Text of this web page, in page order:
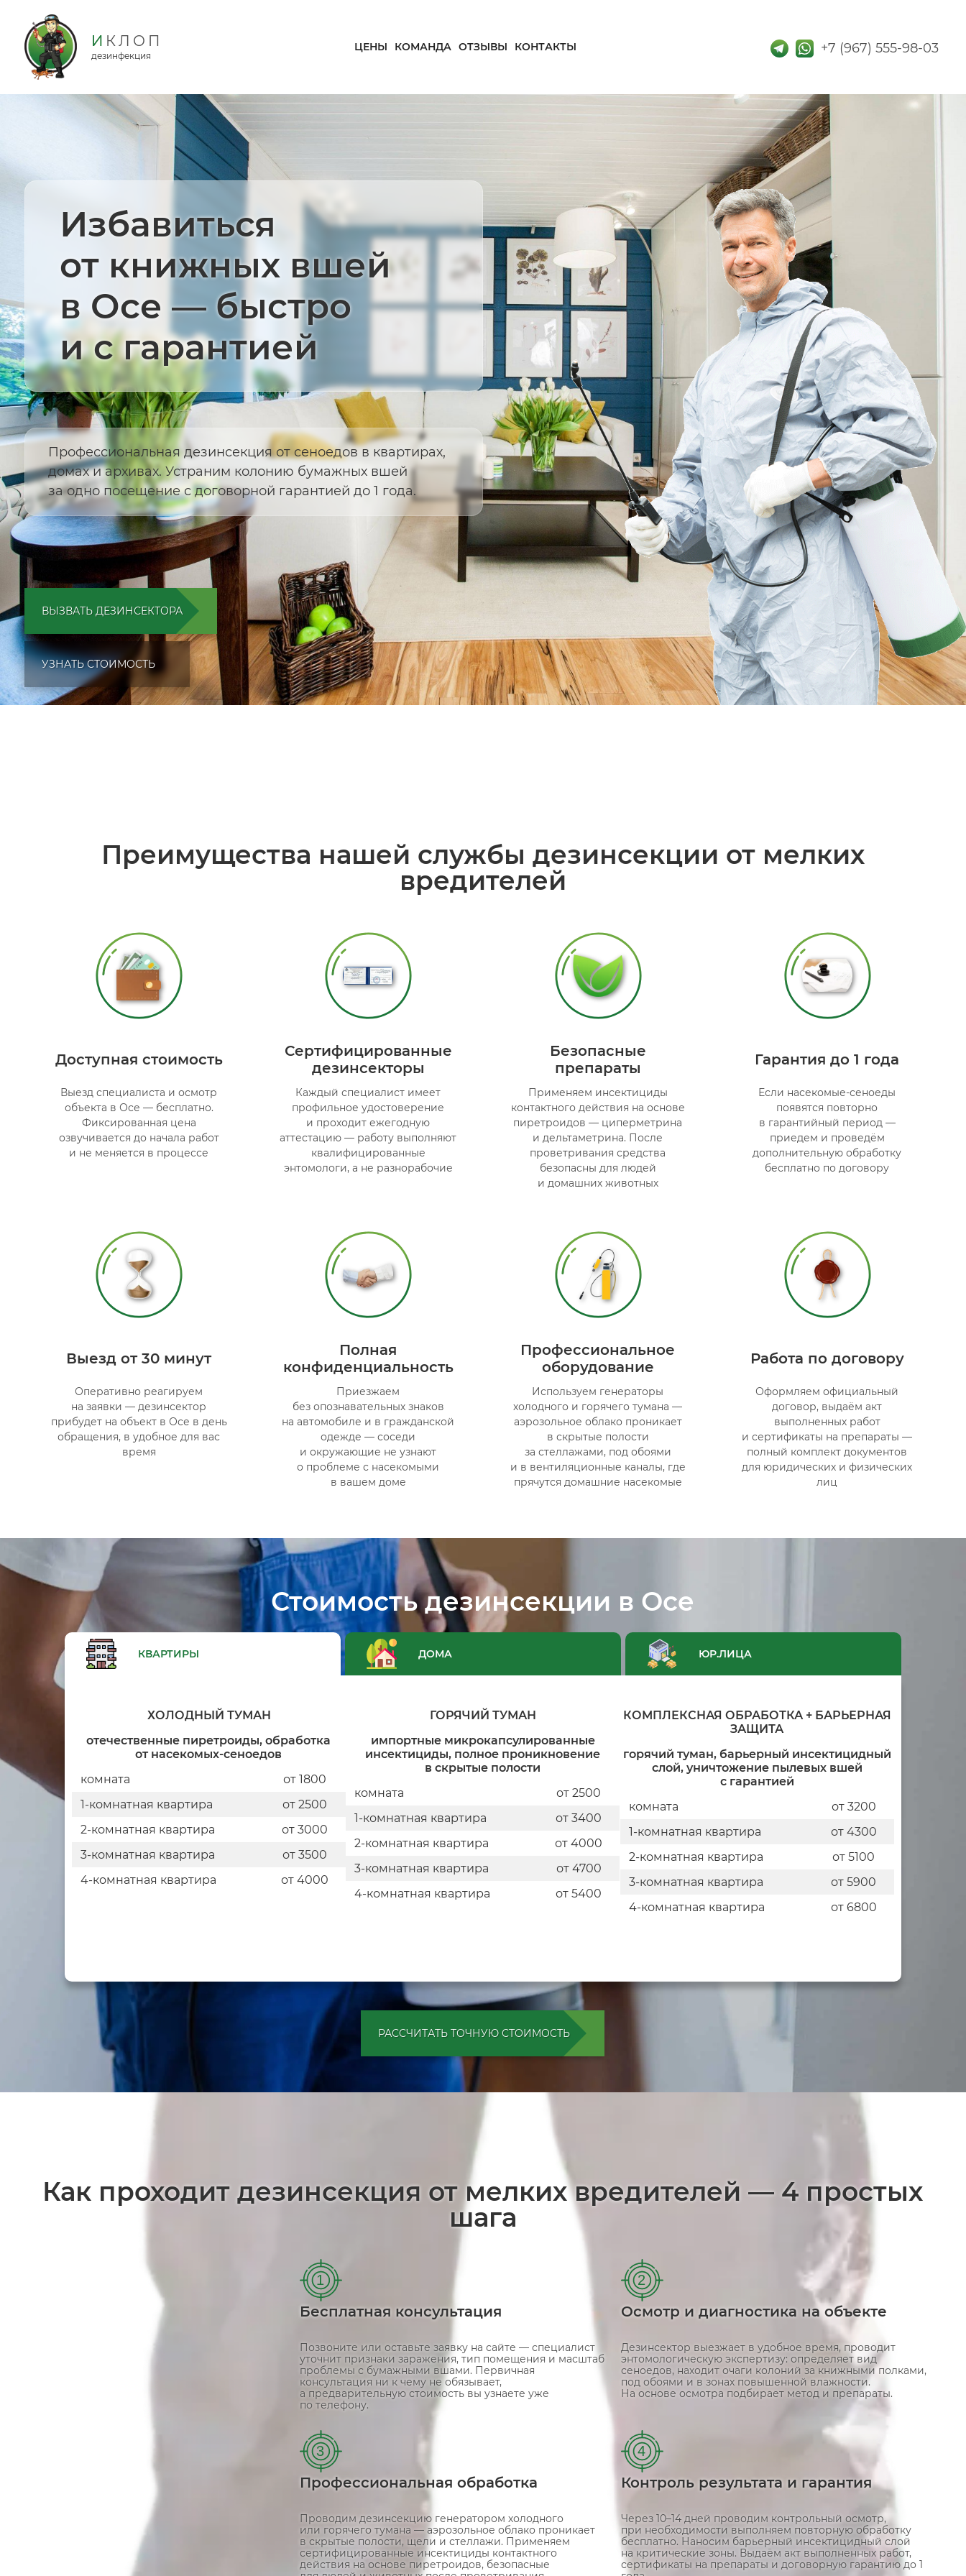
дезинфекция
ЦЕНЫ КОМАНДА ОТЗЫВЫ КОНТАКТЫ
Избавиться
от книжных вшей
в Осе — быстро
и с гарантией
Профессиональная дезинсекция от сеноедов в квартирах,
домах и архивах. Устраним колонию бумажных вшей
за одно посещение с договорной гарантией до 1 года.
ВЫЗВАТЬ ДЕЗИНСЕКТОРА
УЗНАТЬ СТОИМОСТЬ
Преимущества нашей службы дезинсекции от мелких
вредителей
Доступная стоимость
Выезд специалиста и осмотр
объекта в Осе — бесплатно.
Фиксированная цена
озвучивается до начала работ
и не меняется в процессе
Сертифицированные
дезинсекторы
Каждый специалист имеет
профильное удостоверение
и проходит ежегодную
аттестацию — работу выполняют
квалифицированные
энтомологи, а не разнорабочие
Безопасные
препараты
Применяем инсектициды
контактного действия на основе
пиретроидов — циперметрина
и дельтаметрина. После
проветривания средства
безопасны для людей
и домашних животных
Гарантия до 1 года
Если насекомые-сеноеды
появятся повторно
в гарантийный период —
приедем и проведём
дополнительную обработку
бесплатно по договору
Выезд от 30 минут
Оперативно реагируем
на заявки — дезинсектор
прибудет на объект в Осе в день
обращения, в удобное для вас
время
Полная
конфиденциальность
Приезжаем
без опознавательных знаков
на автомобиле и в гражданской
одежде — соседи
и окружающие не узнают
о проблеме с насекомыми
в вашем доме
Профессиональное
оборудование
Используем генераторы
холодного и горячего тумана —
аэрозольное облако проникает
в скрытые полости
за стеллажами, под обоями
и в вентиляционные каналы, где
прячутся домашние насекомые
Работа по договору
Оформляем официальный
договор, выдаём акт
выполненных работ
и сертификаты на препараты —
полный комплект документов
для юридических и физических
лиц
Стоимость дезинсекции в Осе
КВАРТИРЫ ДОМА ЮР.ЛИЦА
ХОЛОДНЫЙ ТУМАН
отечественные пиретроиды, обработка
от насекомых-сеноедов
комната
от 1800
1-комнатная квартира
от 2500
2-комнатная квартира
от 3000
3-комнатная квартира
от 3500
4-комнатная квартира
от 4000
ГОРЯЧИЙ ТУМАН
импортные микрокапсулированные
инсектициды, полное проникновение
в скрытые полости
комната
от 2500
1-комнатная квартира
от 3400
2-комнатная квартира
от 4000
3-комнатная квартира
от 4700
4-комнатная квартира
от 5400
КОМПЛЕКСНАЯ ОБРАБОТКА + БАРЬЕРНАЯ
ЗАЩИТА
горячий туман, барьерный инсектицидный
слой, уничтожение пылевых вшей
с гарантией
комната
от 3200
1-комнатная квартира
от 4300
2-комнатная квартира
от 5100
3-комнатная квартира
от 5900
4-комнатная квартира
от 6800
РАССЧИТАТЬ ТОЧНУЮ СТОИМОСТЬ
Как проходит дезинсекция от мелких вредителей — 4 простых
шага
1
Бесплатная консультация
Позвоните или оставьте заявку на сайте — специалист
уточнит признаки заражения, тип помещения и масштаб
проблемы с бумажными вшами. Первичная
консультация ни к чему не обязывает,
а предварительную стоимость вы узнаете уже
по телефону.
2
Осмотр и диагностика на объекте
Дезинсектор выезжает в удобное время, проводит
энтомологическую экспертизу: определяет вид
сеноедов, находит очаги колоний за книжными полками,
под обоями и в зонах повышенной влажности.
На основе осмотра подбирает метод и препараты.
3
Профессиональная обработка
Проводим дезинсекцию генератором холодного
или горячего тумана — аэрозольное облако проникает
в скрытые полости, щели и стеллажи. Применяем
сертифицированные инсектициды контактного
действия на основе пиретроидов, безопасные
4
Контроль результата и гарантия
Через 10–14 дней проводим контрольный осмотр,
при необходимости выполняем повторную обработку
бесплатно. Наносим барьерный инсектицидный слой
на критические зоны. Выдаём акт выполненных работ,
сертификаты на препараты и договорную гарантию до 1